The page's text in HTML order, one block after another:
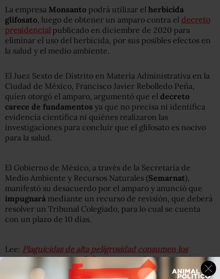
La empresa Monsanto podrá utilizar el herbicida
glifosato, luego de obtener un amparo contra el decreto
presidencial publicado en diciembre de 2020 para
eliminar el uso del herbicida, por sus posibles efectos en
la salud y el medio ambiente.
El Juez Sexto de Distrito en Materia Administrativa en la
Ciudad de México, Francisco Javier Rebolledo Peña,
quien otorgó el amparo, argumentó que el decreto
carece de fundamentos ya que no precisa ni identifica
evidencia científica ni quiénes realizaron las
investigaciones para concluir que el glifosato es nocivo
para la salud.
El Gobierno de México, a través de la Secretaría de
Medio Ambiente y Recursos Naturales (Semarnat),
manifestó su desacuerdo por el amparo y anunció que
impugnará mediante un recurso de revisión, que deberá
resolver un Tribunal Colegiado, para lo cual se cuenta
con un plazo de 10 días.
Lee: Plaguicidas de alta peligrosidad consumen los
campos mexicanos y dañan nuestra salud